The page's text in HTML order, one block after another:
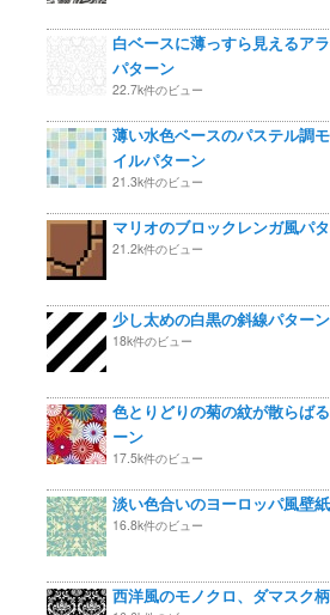
白ベースに薄っすら見えるア
パターン
22.7k件のビュー
薄い水色ベースのパステル調
イルパターン
21.3k件のビュー
マリオのブロックレンガ風パ
21.2k件のビュー
少し太めの白黒の斜線パターン
18k件のビュー
色とりどりの菊の紋が散らば
ーン
17.5k件のビュー
淡い色合いのヨーロッパ風壁
16.8k件のビュー
西洋風のモノクロ、ダマスク